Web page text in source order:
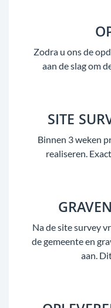
Zodra u ons de
aan de slag om
SITE
Binnen 3 weken
realiseren.
Na de site survey
de gemeente en
aan.